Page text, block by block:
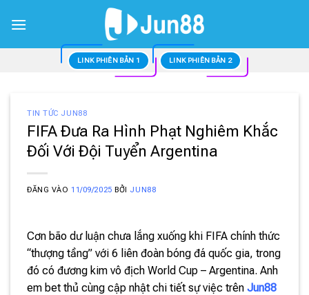
qua
LINK PHIÊN BẢN 1 LINK PHIÊN BẢN 2
TIN TỨC JUN88
FIFA Đưa Ra Hình Phạt Nghiêm Khắc
Đối Với Đội Tuyển Argentina
ĐĂNG VÀO 11/09/2025 BỞI JUN88
Cơn bão dư luận chưa lắng xuống khi FIFA chính thức
“thượng tầng” với 6 liên đoàn bóng đá quốc gia, trong
đó có đương kim vô địch World Cup – Argentina. Anh
em bet thủ cùng cập nhật chi tiết sự việc trên Jun88